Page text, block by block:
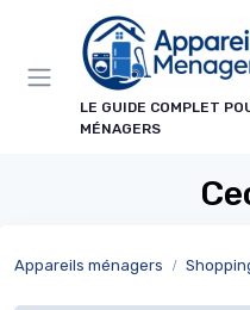
LE GUIDE COMPLET
MÉNAGERS
Appareils ménagers
Panneau de gestion des